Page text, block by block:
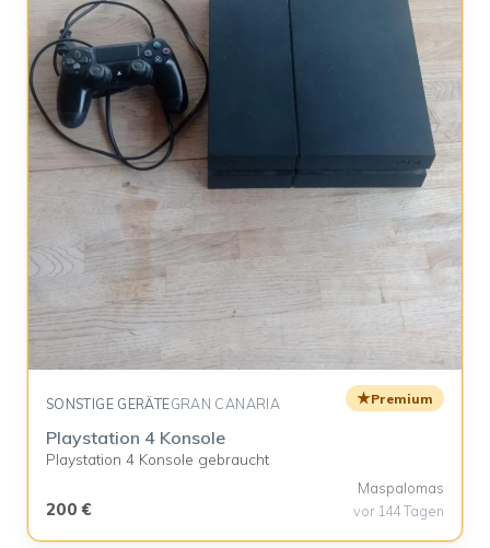
SONSTIGE GERÄTEGRAN CANARIA ★Premium
Playstation 4 Konsole
Playstation 4 Konsole gebraucht
200 €
Maspalomas
vor 144 Tagen